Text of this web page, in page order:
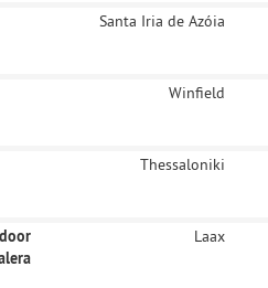
Santa Iria de Azóia
Winfield
Thessaloniki
Laax